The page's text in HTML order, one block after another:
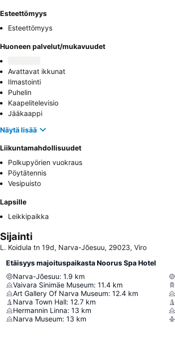
Esteettömyys
Esteettömyys
Huoneen palvelut/mukavuudet
Avattavat ikkunat
Ilmastointi
Puhelin
Kaapelitelevisio
Jääkaappi
Näytä lisää
Liikuntamahdollisuudet
Polkupyörien vuokraus
Pöytätennis
Vesipuisto
Lapsille
Leikkipaikka
Sijainti
L. Koidula tn 19d, Narva-Jõesuu, 29023, Viro
Etäisyys majoituspaikasta Noorus Spa Hotel
Narva-Jõesuu: 1.9 km
Vaivara Sinimäe Museum: 11.4 km
Art Gallery Of Narva Museum: 12.4 km
Narva Town Hall: 12.7 km
Hermannin Linna: 13 km
Narva Museum: 13 km